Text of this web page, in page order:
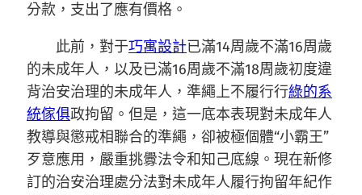
分款，支出了應有價格。
此前，對于巧寓設計已滿14周歲不滿16周歲
的未成年人，以及已滿16周歲不滿18周歲初度違
背治安治理的未成年人，準繩上不履行行綠的系
統傢俱政拘留。但是，這一底本表現對未成年人
教導與懲戒相聯合的準繩，卻被極個體“小霸王”
歹意應用，嚴重挑釁法令和知己底線。現在新修
訂的治安治理處分法對未成年人履行拘留年紀作